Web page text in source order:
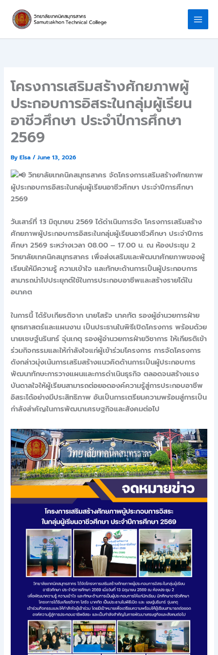
content
โครงการเสริมสร้างศักยภาพผู้
ประกอบการอิสระในกลุ่มผู้เรียน
อาชีวศึกษา ประจำปีการศึกษา
2569
ByElsa/June 13, 2026
วิทยาลัยเทคนิคสมุทรสาคร จัดโครงการเสริมสร้างศักยภาพ
ผู้ประกอบการอิสระในกลุ่มผู้เรียนอาชีวศึกษา ประจำปีการศึกษา
2569
วันเสาร์ที่ 13 มิถุนายน 2569 ได้ดำเนินการจัด โครงการเสริมสร้าง
ศักยภาพผู้ประกอบการอิสระในกลุ่มผู้เรียนอาชีวศึกษา ประจำปีการ
ศึกษา 2569 ระหว่างเวลา 08.00 – 17.00 น. ณ ห้องประชุม 2
วิทยาลัยเทคนิคสมุทรสาคร เพื่อส่งเสริมและพัฒนาศักยภาพของผู้
เรียนให้มีความรู้ ความเข้าใจ และทักษะด้านการเป็นผู้ประกอบการ
สามารถนำไปประยุกต์ใช้ในการประกอบอาชีพและสร้างรายได้ใน
อนาคต
ในการนี้ ได้รับเกียรติจาก นายโสรัจ นาคทัต รองผู้อำนวยการฝ่าย
ยุทธศาสตร์และแผนงาน เป็นประธานในพิธีเปิดโครงการ พร้อมด้วย
นายเชษฐ์นรินทร์ จุ่นเกตุ รองผู้อำนวยการฝ่ายวิชาการ ให้เกียรติเข้า
ร่วมกิจกรรมและให้กำลังใจแก่ผู้เข้าร่วมโครงการ การจัดโครงการ
ดังกล่าวมุ่งเน้นการเสริมสร้างแนวคิดด้านการเป็นผู้ประกอบการ
พัฒนาทักษะการวางแผนและการดำเนินธุรกิจ ตลอดจนสร้างแรง
บันดาลใจให้ผู้เรียนสามารถต่อยอดองค์ความรู้สู่การประกอบอาชีพ
อิสระได้อย่างมีประสิทธิภาพ อันเป็นการเตรียมความพร้อมสู่การเป็น
กำลังสำคัญในการพัฒนาเศรษฐกิจและสังคมต่อไป